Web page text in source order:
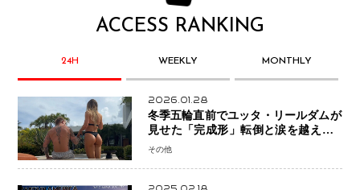
ACCESS RANKING
24H WEEKLY MONTHLY
2026.01.28
冬季五輪直前でユッタ・リールダムが
見せた「完成形」転倒と涙を越えて─
ミラノで金を狙うオランダ女王の現在
その他